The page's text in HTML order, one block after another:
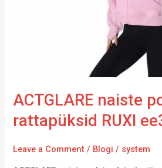
ACTGLARE naiste
rattapüksid RUXI
Leave a Comment / Blogi / system